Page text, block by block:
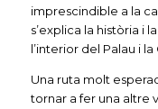
imprescindible a la
s’explica la història i
l’interior del Palau i la
Una ruta molt
tornar a fer una altre